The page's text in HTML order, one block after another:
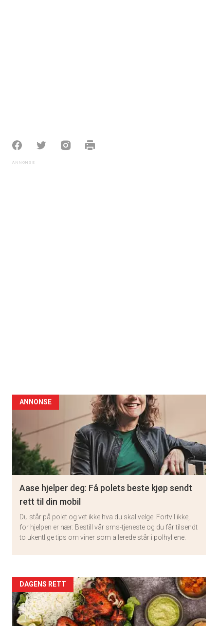
ANNONSE
Aase hjelper deg: Få polets beste kjøp sendt
rett til din mobil
Du står på polet og vet ikke hva du skal velge. Fortvil ikke,
for hjelpen er nær: Bestill vår sms-tjeneste og du får tilsendt
to ukentlige tips om viner som allerede står i polhyllene.
Artikler
detail
DAGENS RETT